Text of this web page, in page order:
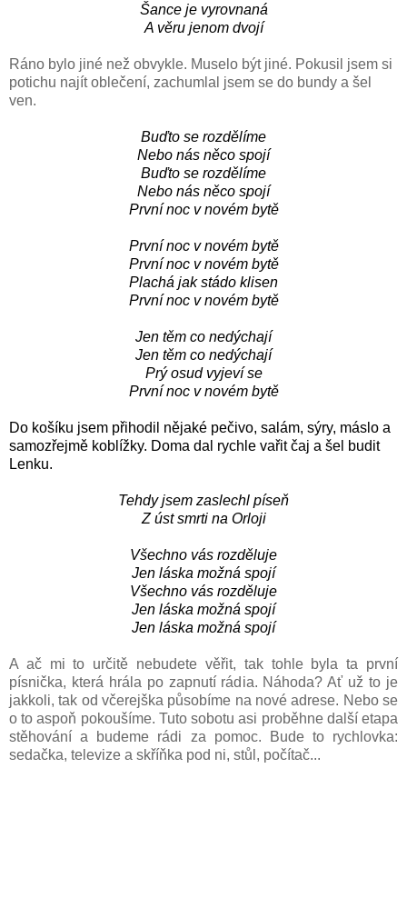
Šance je vyrovnaná
A věru jenom dvojí
Ráno bylo jiné než obvykle. Muselo být jiné. Pokusil jsem si
potichu najít oblečení, zachumlal jsem se do bundy a šel
ven.
Buďto se rozdělíme
Nebo nás něco spojí
Buďto se rozdělíme
Nebo nás něco spojí
První noc v novém bytě
První noc v novém bytě
První noc v novém bytě
Plachá jak stádo klisen
První noc v novém bytě
Jen těm co nedýchají
Jen těm co nedýchají
Prý osud vyjeví se
První noc v novém bytě
Do košíku jsem přihodil nějaké pečivo, salám, sýry, máslo a
samozřejmě koblížky. Doma dal rychle vařit čaj a šel budit
Lenku.
Tehdy jsem zaslechl píseň
Z úst smrti na Orloji
Všechno vás rozděluje
Jen láska možná spojí
Všechno vás rozděluje
Jen láska možná spojí
Jen láska možná spojí
A ač mi to určitě nebudete věřit, tak tohle byla ta první
písnička, která hrála po zapnutí rádia. Náhoda? Ať už to je
jakkoli, tak od včerejška působíme na nové adrese. Nebo se
o to aspoň pokoušíme. Tuto sobotu asi proběhne další etapa
stěhování a budeme rádi za pomoc. Bude to rychlovka:
sedačka, televize a skříňka pod ni, stůl, počítač...